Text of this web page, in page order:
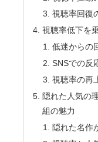
視聴率回復
視聴率低下を
低迷からの
SNSでの反
視聴率の再
隠れた人気の
組の魅力
隠れた名作